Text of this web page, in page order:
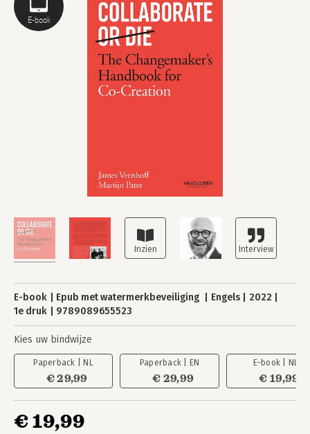
E-book
E-book Epub met watermerkbeveiliging Engels
2022
1e druk
9789089655523
Kies uw bindwijze
Paperback | NL
€ 29,99
Paperback | EN
€ 29,99
E-book | NL
€ 19,99
€ 19,99